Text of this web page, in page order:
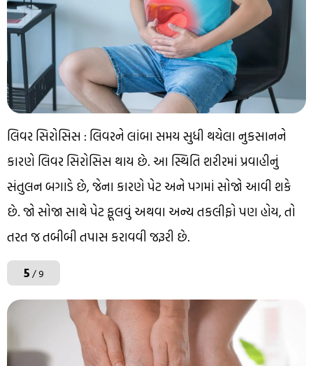
લિવર સિરોસિસ : લિવરને લાંબા સમય સુધી થયેલા નુકસાનને
કારણે લિવર સિરોસિસ થાય છે. આ સ્થિતિ શરીરમાં પ્રવાહીનું
સંતુલન બગાડે છે, જેના કારણે પેટ અને પગમાં સોજો આવી શકે
છે. જો સોજા સાથે પેટ ફૂલવું અથવા અન્ય તકલીફો પણ હોય, તો
તરત જ તબીબી તપાસ કરાવવી જરૂરી છે.
5/ 9